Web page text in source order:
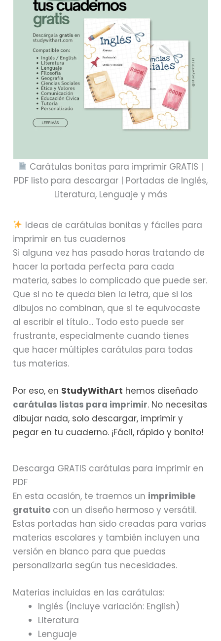
Carátulas bonitas para imprimir GRATIS |
PDF listo para descargar | Portadas de Inglés,
Literatura, Lenguaje y más
Ideas de carátulas bonitas y fáciles para
imprimir en tus cuadernos
Si alguna vez has pasado horas tratando de
hacer la portada perfecta para cada
materia, sabes lo complicado que puede ser.
Que si no te queda bien la letra, que si los
dibujos no combinan, que si te equivocaste
al escribir el título… Todo esto puede ser
frustrante, especialmente cuando tienes
que hacer múltiples carátulas para todas
tus materias.
Por eso, en StudyWithArt hemos diseñado
carátulas listas para imprimir. No necesitas
dibujar nada, solo descargar, imprimir y
pegar en tu cuaderno. ¡Fácil, rápido y bonito!
Descarga GRATIS carátulas para imprimir en
PDF
En esta ocasión, te traemos un imprimible
gratuito con un diseño hermoso y versátil.
Estas portadas han sido creadas para varias
materias escolares y también incluyen una
versión en blanco para que puedas
personalizarla según tus necesidades.
Materias incluidas en las carátulas:
Inglés (incluye variación: English)
Literatura
Lenguaje